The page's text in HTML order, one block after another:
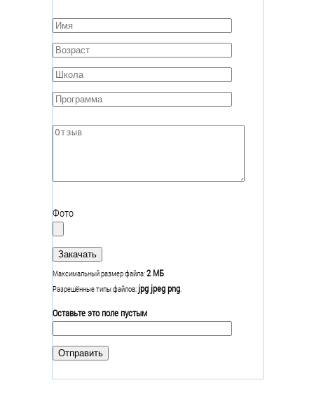
Имя*
Возраст*
Школа*
Программа*
Отзыв*
Фото
Максимальный размер файла:2 МБ
Разрешённые типы файлов: jpg jpeg png
Оставьте это поле пустым